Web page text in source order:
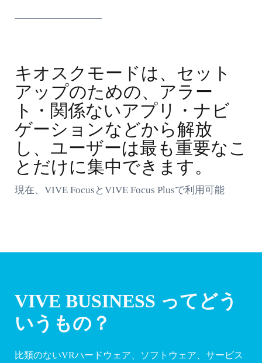
キオスクモードは、セット
アップのための、アラー
ト・関係ないアプリ・ナビ
ゲーションなどから解放
し、ユーザーは最も重要なこ
とだけに集中できます。
現在、VIVE FocusとVIVE Focus Plusで利用可能
VIVE BUSINESS ってどう
いうもの？
比類のないVRハードウェア、ソフトウェア、サービス